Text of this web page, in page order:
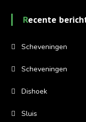
Recente
Scheveningen
Scheveningen
Dishoek
Sluis